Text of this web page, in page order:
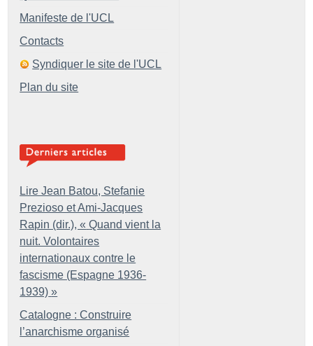
Manifeste de l'UCL
Contacts
Syndiquer le site de l'UCL
Plan du site
Lire Jean Batou, Stefanie
Prezioso et Ami-Jacques
Rapin (dir.), « Quand vient la
nuit. Volontaires
internationaux contre le
fascisme (Espagne 1936-
1939) »
Catalogne : Construire
l’anarchisme organisé